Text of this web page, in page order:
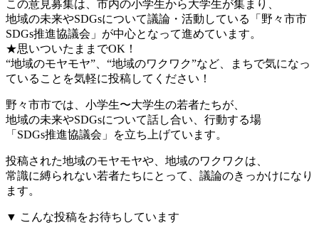
この意見募集は、市内の小学生から大学生が集まり、
地域の未来やSDGsについて議論・活動している「野々市市
SDGs推進協議会」が中心となって進めています。
★思いついたままでOK！
“地域のモヤモヤ”、“地域のワクワク”など、まちで気になっ
ていることを気軽に投稿してください！
野々市市では、小学生〜大学生の若者たちが、
地域の未来やSDGsについて話し合い、行動する場
「SDGs推進協議会」を立ち上げています。
投稿された地域のモヤモヤや、地域のワクワクは、
常識に縛られない若者たちにとって、議論のきっかけになり
ます。
▼ こんな投稿をお待ちしています